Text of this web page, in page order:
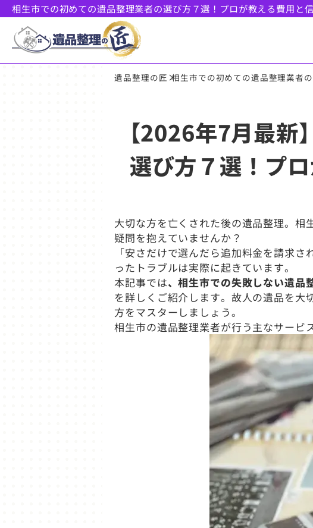
相生市での初めての遺品整理業者の選び方７選！プロが教える費用と
遺品整理の匠 相生市での初めての遺品整理業者
【2026年7月最
選び方７選！プ
大切な方を亡くされた後の遺品整理。相
疑問を抱えていませんか？
「安さだけで選んだら追加料金を請求
ったトラブルは実際に起きています。
本記事では、相生市での失敗しない遺品
を詳しくご紹介します。故人の遺品を
方をマスターしましょう。
相生市の遺品整理業者が行う主なサービ